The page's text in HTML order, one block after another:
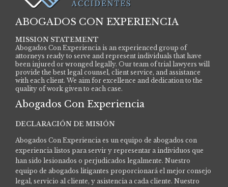
ABOGADOS CON EXPERIENCIA
MISSION STATEMENT
Abogados Con Experiencia is an experienced group of
attorneys ready to serve and represent individuals that have
been injured or wronged legally. Our team of trial lawyers will
provide the best legal counsel, client service, and assistance
with each client. We aim for excellence and dedication to the
quality of work given to each case.
Abogados Con Experiencia
DECLARACIÓN DE MISIÓN
Abogados Con Experiencia es un equipo de abogados con
experiencia listos para servir y representar a individuos que
han sido lesionados o perjudicados legalmente. Nuestro
equipo de abogados litigantes proporcionará el mejor consejo
legal, servicio al cliente, y asistencia a cada cliente. Nuestro